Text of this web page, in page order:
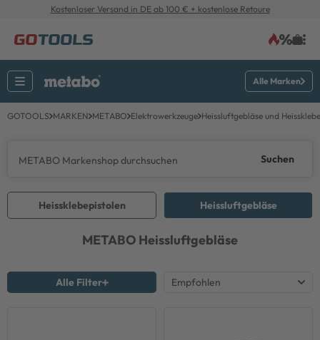
Kostenloser Versand in DE ab 100 € + kostenlose Retoure
Alle Marken
GOTOOLS MARKEN METABO Elektrowerkzeuge Heissluftgebläse und
Suchen
Heissluftgebläse
Heissklebepistolen
METABO Heissluftgebläse
Alle Filter